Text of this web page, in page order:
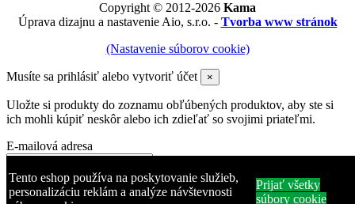
Tento eshop používa na poskytovanie služieb,
personalizáciu reklám a analýze návštevnosti
Prijať všetky
súbory cookie
Copyright © 2012-2026 Kama
Úprava dizajnu a nastavenie Aio, s.r.o. - Tvorba www stránok
(Nastavenie súborov cookie)
Musíte sa prihlásiť alebo vytvoriť účet ×
Uložte si produkty do zoznamu obľúbených produktov, aby ste si
ich mohli kúpiť neskôr alebo ich zdieľať so svojimi priateľmi.
E-mailová adresa
Heslo